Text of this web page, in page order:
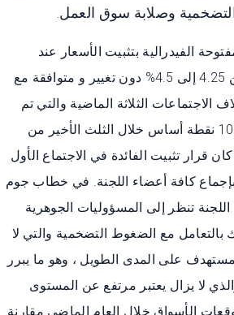
وصلابة سوق العمل.
الفيدرالية بتثبيت الأسعار عند
المستويات الحالية ما بين 4.25 إلى 4.5% دون تغيير و متوافقة مع
الثلاثة الماضية والتي تم
تخفيض الفائدة بمجمل 100 نقطة أساس خلال الثلث الأخير من
الماضي 2024 ولو كان قرار تثبيت الفائدة في الاجتماع الأول
بإجماع كافة أعضاء اللجنة. في خطاب جوم
اللجنة تنظر إلى المسؤوليات الجوهرية
بالتعامل مع الضغوط التضخمية والتي لا
على المدى الطويل ، وهو ما يبرر
لا يزال يعتبر مرتفع عن المستوى
الأسواق خلال العام الماضي مقارنة